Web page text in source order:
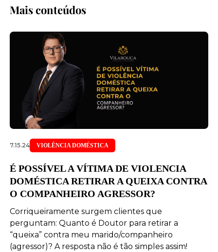
Mais conteúdos
7.15.24 VIOLÊNCIA DOMÉSTICA
É POSSÍVEL A VÍTIMA DE VIOLENCIA
DOMÉSTICA RETIRAR A QUEIXA CONTRA
O COMPANHEIRO AGRESSOR?
Corriqueiramente surgem clientes que
perguntam: Quanto é Doutor para retirar a
“queixa” contra meu marido/companheiro
(agressor)? A resposta não é tão simples assim!